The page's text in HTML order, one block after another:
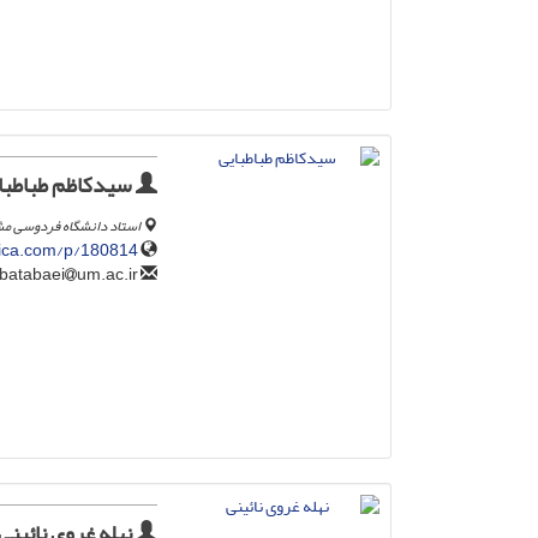
سیدکاظم
استاد دانشگاه فردوسی
p/180814/
um.ac.ir